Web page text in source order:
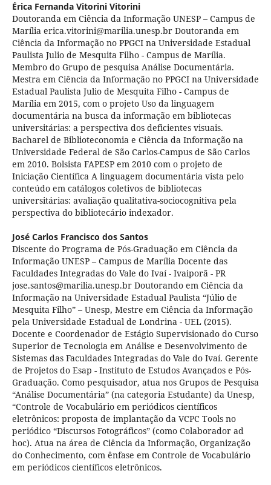
Érica Fernanda Vitorini Vitorini
Doutoranda em Ciência da Informação UNESP – Campus de
Marília erica.vitorini@marilia.unesp.br Doutoranda em
Ciência da Informação no PPGCI na Universidade Estadual
Paulista Julio de Mesquita Filho - Campus de Marília.
Membro do Grupo de pesquisa Análise Documentária.
Mestra em Ciência da Informação no PPGCI na Universidade
Estadual Paulista Julio de Mesquita Filho - Campus de
Marília em 2015, com o projeto Uso da linguagem
documentária na busca da informação em bibliotecas
universitárias: a perspectiva dos deficientes visuais.
Bacharel de Biblioteconomia e Ciência da Informação na
Universidade Federal de São Carlos-Campus de São Carlos
em 2010. Bolsista FAPESP em 2010 com o projeto de
Iniciação Científica A linguagem documentária vista pelo
conteúdo em catálogos coletivos de bibliotecas
universitárias: avaliação qualitativa-sociocognitiva pela
perspectiva do bibliotecário indexador.
José Carlos Francisco dos Santos
Discente do Programa de Pós-Graduação em Ciência da
Informação UNESP – Campus de Marília Docente das
Faculdades Integradas do Vale do Ivaí - Ivaiporã - PR
jose.santos@marilia.unesp.br Doutorando em Ciência da
Informação na Universidade Estadual Paulista “Júlio de
Mesquita Filho” – Unesp, Mestre em Ciência da Informação
pela Universidade Estadual de Londrina - UEL (2015).
Docente e Coordenador de Estágio Supervisionado do Curso
Superior de Tecnologia em Análise e Desenvolvimento de
Sistemas das Faculdades Integradas do Vale do Ivaí. Gerente
de Projetos do Esap - Instituto de Estudos Avançados e Pós-
Graduação. Como pesquisador, atua nos Grupos de Pesquisa
“Análise Documentária” (na categoria Estudante) da Unesp,
“Controle de Vocabulário em periódicos científicos
eletrônicos: proposta de implantação da VCPC Tools no
periódico “Discursos Fotográficos” (como Colaborador ad
hoc). Atua na área de Ciência da Informação, Organização
do Conhecimento, com ênfase em Controle de Vocabulário
em periódicos científicos eletrônicos.